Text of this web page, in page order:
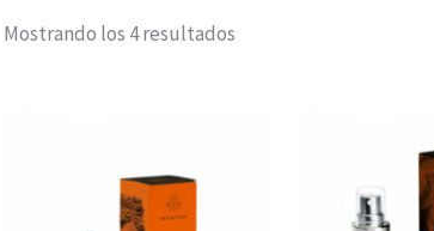
Mostrando los 4 resultados